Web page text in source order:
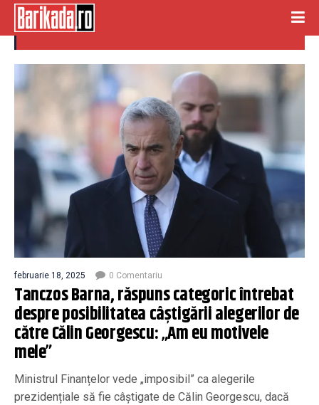
tanczos barna
februarie 18, 2025 0 Comentariu
Tanczos Barna, răspuns categoric întrebat
despre posibilitatea câștigării alegerilor de
către Călin Georgescu: „Am eu motivele
mele”
Ministrul Finanțelor vede „imposibil” ca alegerile
prezidențiale să fie câștigate de Călin Georgescu, dacă